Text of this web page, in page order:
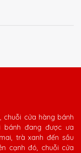
chuỗi cửa hàng bánh
đang được ưa
trà xanh đến sầu
cạnh đó, chuỗi cửa